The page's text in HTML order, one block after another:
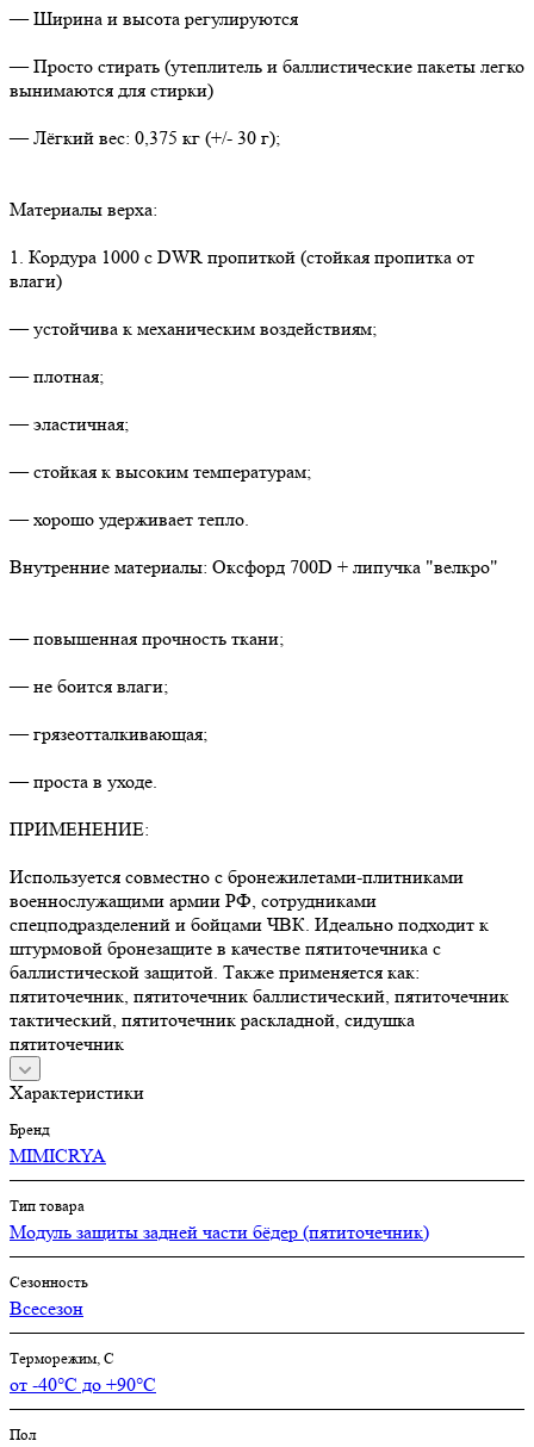
— Ширина и высота регулируются
— Просто стирать (утеплитель и баллистические пакеты легко
вынимаются для стирки)
— Лёгкий вес: 0,375 кг (+/- 30 г);
Материалы верха:
1. Кордура 1000 с DWR пропиткой (стойкая пропитка от
влаги)
— устойчива к механическим воздействиям;
— плотная;
— эластичная;
— стойкая к высоким температурам;
— хорошо удерживает тепло.
Внутренние материалы: Оксфорд 700D + липучка "велкро"
— повышенная прочность ткани;
— не боится влаги;
— грязеотталкивающая;
— проста в уходе.
ПРИМЕНЕНИЕ:
Используется совместно с бронежилетами-плитниками
военнослужащими армии РФ, сотрудниками
спецподразделений и бойцами ЧВК. Идеально подходит к
штурмовой бронезащите в качестве пятиточечника с
баллистической защитой. Также применяется как:
пятиточечник, пятиточечник баллистический, пятиточечник
тактический, пятиточечник раскладной, сидушка
пятиточечник
Характеристики
Бренд
MIMICRYA
Тип товара
Модуль защиты задней части бёдер (пятиточечник)
Сезонность
Всесезон
Терморежим, C
от -40°С до +90°С
Пол